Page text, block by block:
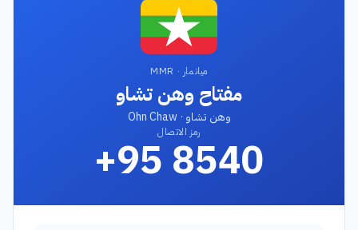
ميانمار · MMR
مفتاح وهن تشاو
وهن تشاو · Ohn Chaw
رمز الاتصال
+95 8540